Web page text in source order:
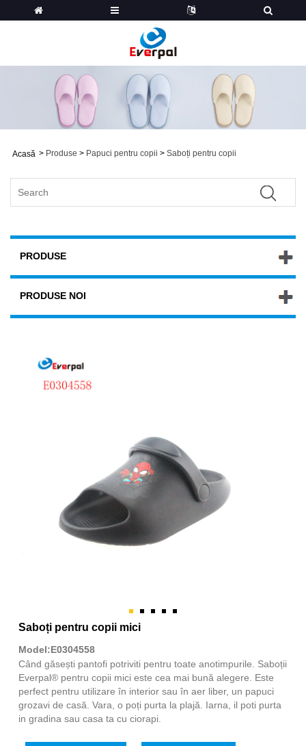
Acasă > Produse > Papuci pentru copii > Saboți pentru copii
PRODUSE
PRODUSE NOI
Saboți pentru copii mici
Model:E0304558
Când găsești pantofi potriviti pentru toate anotimpurile. Saboții
Everpal® pentru copii mici este cea mai bună alegere. Este
perfect pentru utilizare în interior sau în aer liber, un papuci
grozavi de casă. Vara, o poți purta la plajă. Iarna, il poti purta
in gradina sau casa ta cu ciorapi.